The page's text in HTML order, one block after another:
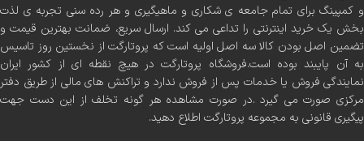
و کمپینگ برای تمام جامعه ی شکاری و ماهیگیری و هر رده سنی تجربه ی لذت
بخش یک خرید اینترنتی را تداعی می کند. ارسال سریع، ضمانت بهترین قیمت و
تضمین اصل بودن کالا سه اصل اولیه است که پروتارگت از نخستین روز تاسیس
به آن پایبند بوده است.فروشگاه پروتارگت در هیچ نقطه ای از کشور ایران
نمایندگی فروش یا خدمات پس از فروش ندارد و تراکنش های مالی از طریق دفتر
مرکزی صورت می گیرد .در صورت مشاهده هر گونه تخلف از این دست جهت
پیگیری قانونی به مجموعه پروتارگت اطلاع دهید.